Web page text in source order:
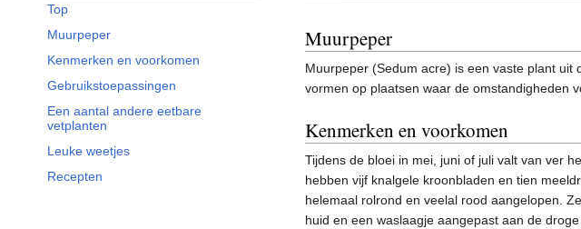
Top
Muurpeper
Kenmerken en voorkomen
Gebruikstoepassingen
Een aantal andere eetbare
vetplanten
Leuke weetjes
Recepten
Muurpeper
Muurpeper (Sedum acre) is een vaste plant uit
vormen op plaatsen waar de omstandigheden
Kenmerken en voorkomen
Tijdens de bloei in mei, juni of juli valt van ver
hebben vijf knalgele kroonbladen en tien
helemaal rolrond en veelal rood aangelopen.
huid en een waslaagje aangepast aan de